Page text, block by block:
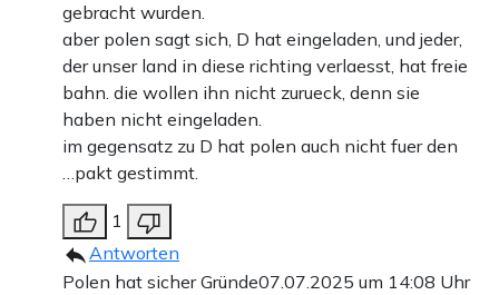
gebracht wurden.
aber polen sagt sich, D hat eingeladen, und jeder,
der unser land in diese richting verlaesst, hat freie
bahn. die wollen ihn nicht zurueck, denn sie
haben nicht eingeladen.
im gegensatz zu D hat polen auch nicht fuer den
…pakt gestimmt.
1
Antworten
Polen hat sicher Gründe07.07.2025 um 14:08 Uhr